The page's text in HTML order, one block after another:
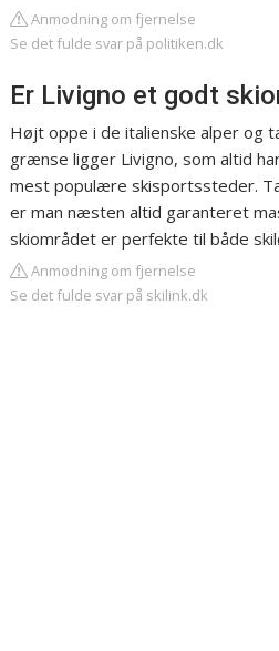
Anmodning om fjernelse
Se det fulde svar på politiken.dk
Er Livigno et godt
Højt oppe i de italienske alper og
grænse ligger Livigno, som altid
mest populære skisportssteder.
er man næsten altid garanteret
skiområdet er perfekte til både
Anmodning om fjernelse
Se det fulde svar på skilink.dk